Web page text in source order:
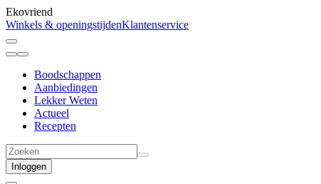
Ekovriend
Winkels & openingstijdenKlantenservice
Boodschappen
Aanbiedingen
Lekker Weten
Actueel
Recepten
Inloggen